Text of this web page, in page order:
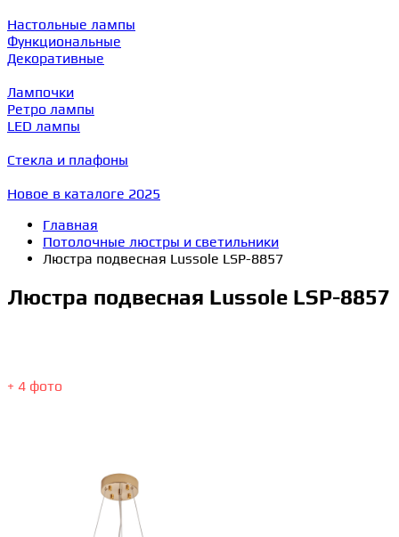
Настольные лампы
Функциональные
Декоративные
Лампочки
Ретро лампы
LED лампы
Стекла и плафоны
Новое в каталоге 2025
Главная
Потолочные люстры и светильники
Люстра подвесная Lussole LSP-8857
Люстра подвесная Lussole LSP-8857
+ 4 фото